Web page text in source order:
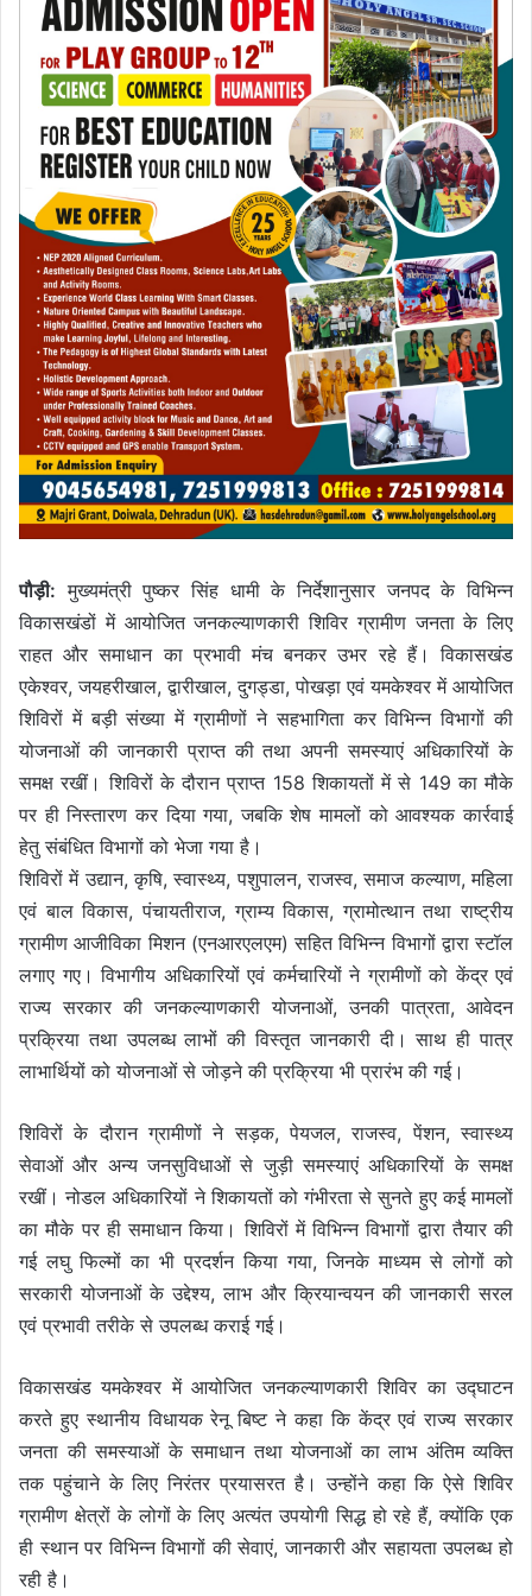
पौड़ी: मुख्यमंत्री पुष्कर सिंह धामी के निर्देशानुसार जनपद के विभिन्न
विकासखंडों में आयोजित जनकल्याणकारी शिविर ग्रामीण जनता के लिए
राहत और समाधान का प्रभावी मंच बनकर उभर रहे हैं। विकासखंड
एकेश्वर, जयहरीखाल, द्वारीखाल, दुगड्डा, पोखड़ा एवं यमकेश्वर में आयोजित
शिविरों में बड़ी संख्या में ग्रामीणों ने सहभागिता कर विभिन्न विभागों की
योजनाओं की जानकारी प्राप्त की तथा अपनी समस्याएं अधिकारियों के
समक्ष रखीं। शिविरों के दौरान प्राप्त 158 शिकायतों में से 149 का मौके
पर ही निस्तारण कर दिया गया, जबकि शेष मामलों को आवश्यक कार्रवाई
हेतु संबंधित विभागों को भेजा गया है।
शिविरों में उद्यान, कृषि, स्वास्थ्य, पशुपालन, राजस्व, समाज कल्याण, महिला
एवं बाल विकास, पंचायतीराज, ग्राम्य विकास, ग्रामोत्थान तथा राष्ट्रीय
ग्रामीण आजीविका मिशन (एनआरएलएम) सहित विभिन्न विभागों द्वारा स्टॉल
लगाए गए। विभागीय अधिकारियों एवं कर्मचारियों ने ग्रामीणों को केंद्र एवं
राज्य सरकार की जनकल्याणकारी योजनाओं, उनकी पात्रता, आवेदन
प्रक्रिया तथा उपलब्ध लाभों की विस्तृत जानकारी दी। साथ ही पात्र
लाभार्थियों को योजनाओं से जोड़ने की प्रक्रिया भी प्रारंभ की गई।
शिविरों के दौरान ग्रामीणों ने सड़क, पेयजल, राजस्व, पेंशन, स्वास्थ्य
सेवाओं और अन्य जनसुविधाओं से जुड़ी समस्याएं अधिकारियों के समक्ष
रखीं। नोडल अधिकारियों ने शिकायतों को गंभीरता से सुनते हुए कई मामलों
का मौके पर ही समाधान किया। शिविरों में विभिन्न विभागों द्वारा तैयार की
गई लघु फिल्मों का भी प्रदर्शन किया गया, जिनके माध्यम से लोगों को
सरकारी योजनाओं के उद्देश्य, लाभ और क्रियान्वयन की जानकारी सरल
एवं प्रभावी तरीके से उपलब्ध कराई गई।
विकासखंड यमकेश्वर में आयोजित जनकल्याणकारी शिविर का उद्घाटन
करते हुए स्थानीय विधायक रेनू बिष्ट ने कहा कि केंद्र एवं राज्य सरकार
जनता की समस्याओं के समाधान तथा योजनाओं का लाभ अंतिम व्यक्ति
तक पहुंचाने के लिए निरंतर प्रयासरत है। उन्होंने कहा कि ऐसे शिविर
ग्रामीण क्षेत्रों के लोगों के लिए अत्यंत उपयोगी सिद्ध हो रहे हैं, क्योंकि एक
ही स्थान पर विभिन्न विभागों की सेवाएं, जानकारी और सहायता उपलब्ध हो
रही है।